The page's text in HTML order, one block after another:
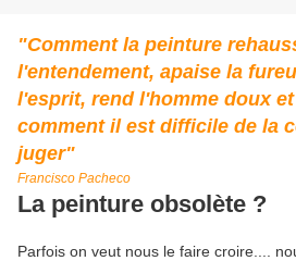
"Comment la peinture
l'entendement, apaise la
l'esprit, rend l'homme doux
comment il est difficile de la
juger"
Francisco Pacheco
La peinture obsolète ?
Parfois on veut nous le faire croire....